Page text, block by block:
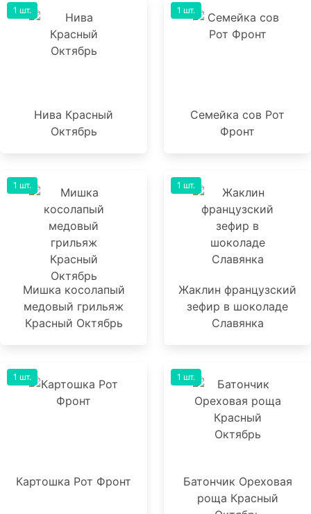
Нива Красный
Октябрь
1 шт.
Семейка сов Рот
Фронт
1 шт.
Мишка косолапый
медовый грильяж
Красный Октябрь
1 шт.
Жаклин французский
зефир в шоколаде
Славянка
1 шт.
Картошка Рот Фронт
1 шт.
Батончик Ореховая
роща Красный
1 шт.